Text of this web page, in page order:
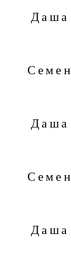
Даша
Семен
Даша
Семен
Даша